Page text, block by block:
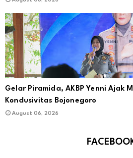
Gelar Piramida, AKBP Yenni Ajak
Kondusivitas Bojonegoro
August 06, 2026